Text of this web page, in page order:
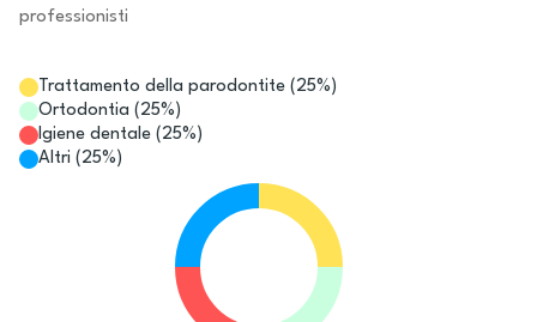
professionisti
Trattamento della parodontite ( 25%)
Ortodontia ( 25%)
Igiene dentale ( 25%)
Altri ( 25%)